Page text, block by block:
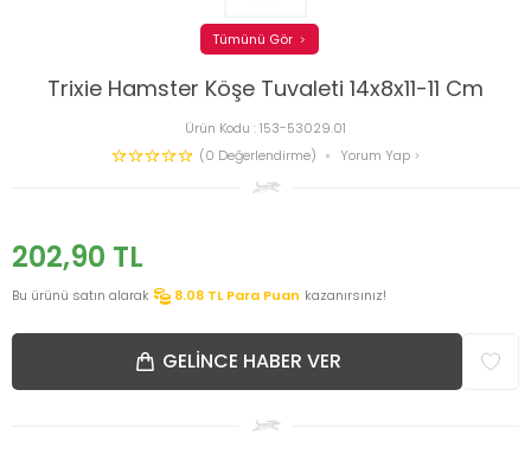
Trixie Hamster Köşe Tuvaleti 14x8x11-11 Cm
Ürün Kodu :153-53029.01
(0 Değerlendirme)
Yorum Yap
Tümünü Gör
202,90 TL
Bu ürünü satın alarak 8.08 TL Para Puan kazanırsınız!
GELINCE HABER VER